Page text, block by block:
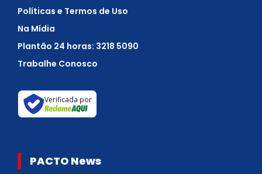
Políticas e Termos de Uso
Na Mídia
Plantão 24 horas: 3218 5090
Trabalhe Conosco
Verificada por
PACTO News